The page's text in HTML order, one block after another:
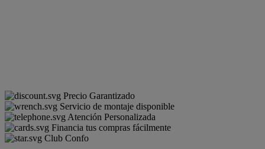
Precio Garantizado
Servicio de montaje disponible
Atención Personalizada
Financia tus compras fácilmente
Club Confo